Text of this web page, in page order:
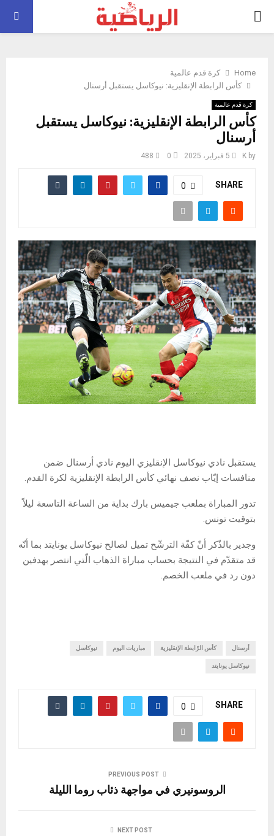
PRIMARY
Home
كرة قدم عالمية
كأس الرابطة الإنقليزية: نيوكاسل يستقبل أرسنال
كرة قدم عالمية
كأس الرابطة الإنقليزية: نيوكاسل يستقبل
أرسنال
by
K 5 فبراير، 2025 0
488
SHARE
0
يستقبل نادي نيوكاسل الإنقليزي اليوم نادي أرسنال ضمن
منافسات إيّاب نصف نهائي كأس الرابطة الإنقليزية لكرة القدم.
تدور المباراة بملعب جيميس بارك بداية من الساعة التاسعة ليلاً
بتوقيت تونس.
وجدير بالذّكر أنّ كفّة الترشّح تميل لصالح نيوكاسل يونايتد بما أنّه
قد متقدّم في النتيجة بحساب مباراة الذهاب الّتي انتصر بهدفين
دون رد في ملعب الخصم.
أرسنال كأس الرّابطة الإنقليزية مباريات اليوم نيوكاسل
نيوكاسل يونايتد
SHARE
0
PREVIOUS POST
الروسونيري في مواجهة ذئاب روما الليلة
NEXT POST